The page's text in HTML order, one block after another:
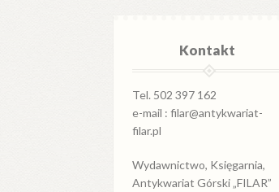
Kontakt
Tel. 502 397 162
e-mail : filar@antykwariat-
filar.pl
Wydawnictwo, Księgarnia,
Antykwariat Górski „FILAR”